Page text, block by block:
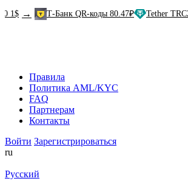
Т-Банк QR-коды 80.47₽ Tether TRC20 1$
Правила
Политика AML/KYC
FAQ
Партнерам
Контакты
Войти Зарегистрироваться
ru
Русский